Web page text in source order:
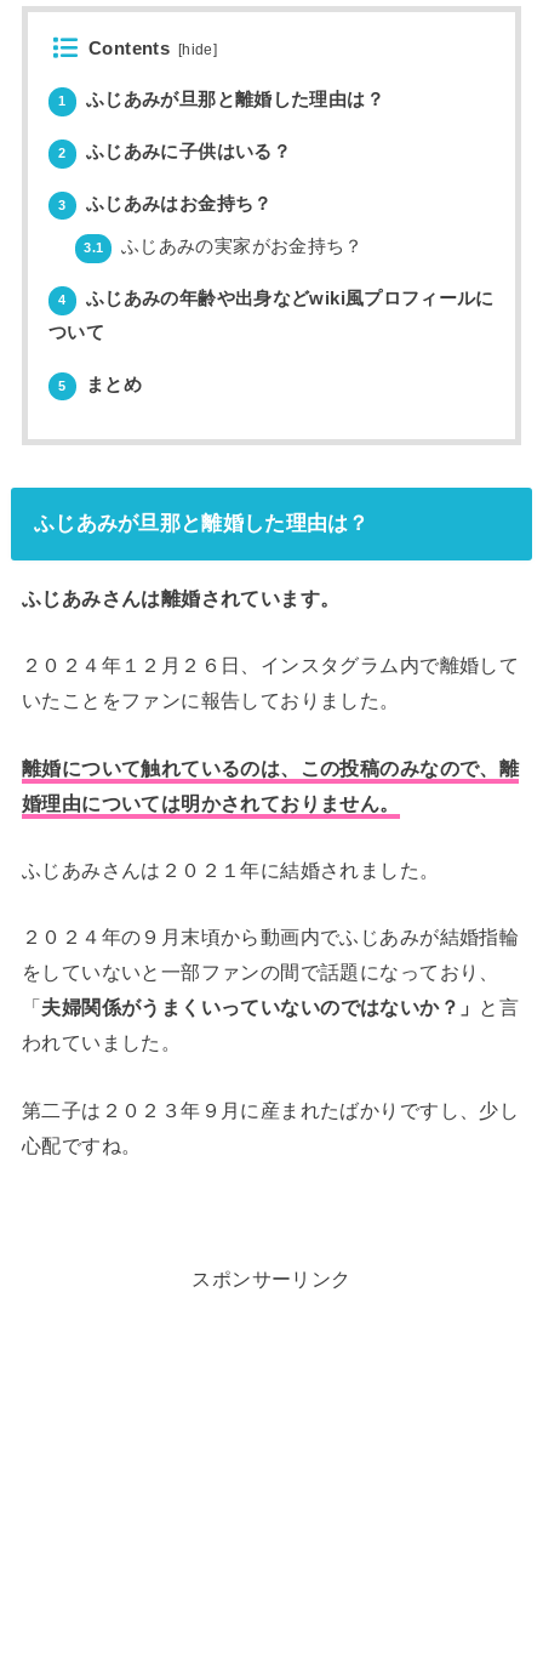
Contents [hide]
1 ふじあみが旦那と離婚した理由は？
2 ふじあみに子供はいる？
3 ふじあみはお金持ち？
3.1 ふじあみの実家がお金持ち？
4
ふじあみの年齢や出身などwiki風プロフィールに
ついて
5 まとめ
ふじあみが旦那と離婚した理由は？
ふじあみさんは離婚されています。
２０２４年１２月２６日、インスタグラム内で離婚して
いたことをファンに報告しておりました。
離婚について触れているのは、この投稿のみなので、離
婚理由については明かされておりません。
ふじあみさんは２０２１年に結婚されました。
２０２４年の９月末頃から動画内でふじあみが結婚指輪
をしていないと一部ファンの間で話題になっており、
「 夫婦関係がうまくいっていないのではないか？」 と言
われていました。
第二子は２０２３年９月に産まれたばかりですし、少し
心配ですね。
スポンサーリンク